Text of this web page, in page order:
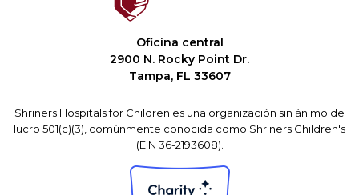
Oficina central
2900 N. Rocky Point Dr.
Tampa, FL 33607
Shriners Hospitals for Children es una organización sin ánimo de
lucro 501(c)(3), comúnmente conocida como Shriners Children's
(EIN 36-2193608).